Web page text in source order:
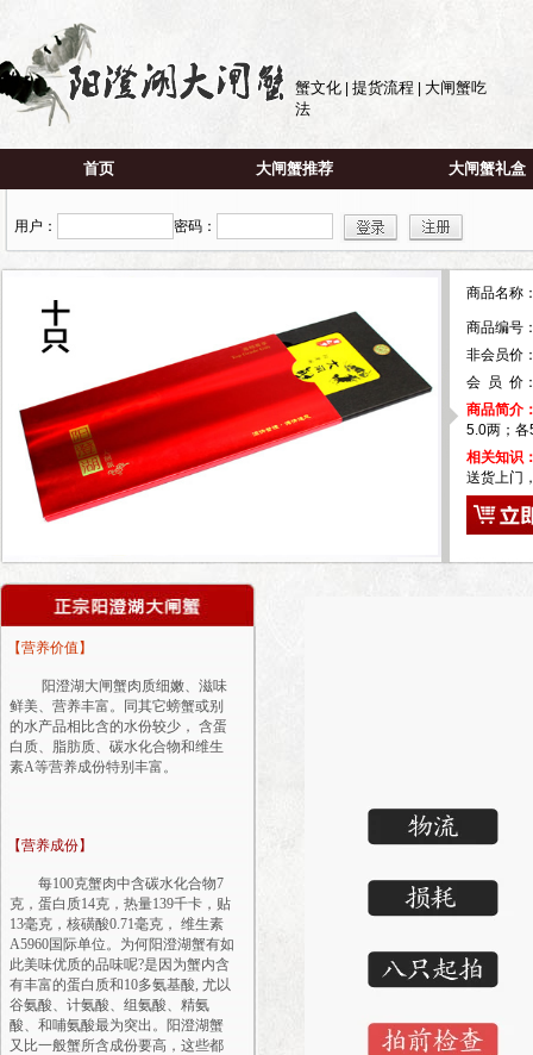
蟹文化 提货流程
大闸蟹吃
法
首页 大闸蟹推荐 大闸蟹礼盒
用户： 密码：
商品名
商品编号
非会员价
会 员 价
商品简介
5.0两；
相关知识
送货上门
【营养价值】
阳澄湖大闸蟹肉质细嫩、滋味
鲜美、营养丰富。同其它螃蟹或别
的水产品相比含的水份较少， 含蛋
白质、脂肪质、碳水化合物和维生
素A等营养成份特别丰富。
【营养成份】
每100克蟹肉中含碳水化合物7
克，蛋白质14克，热量139千卡，贴
13毫克，核磺酸0.71毫克， 维生素
A5960国际单位。为何阳澄湖蟹有如
此美味优质的品味呢?是因为蟹内含
有丰富的蛋白质和10多氨基酸, 尤以
谷氨酸、计氨酸、组氨酸、精氨
酸、和哺氨酸最为突出。阳澄湖蟹
又比一般蟹所含成份要高，这些都